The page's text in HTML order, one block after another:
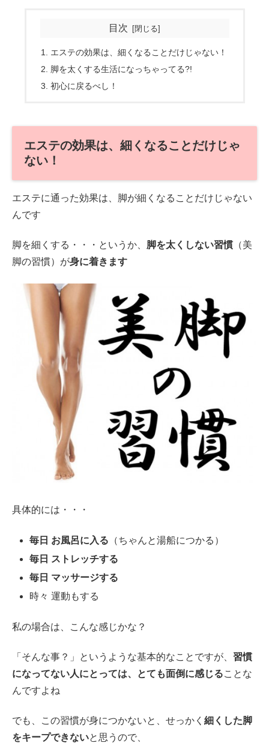
目次
エステの効果は、細くなることだけじゃない！
脚を太くする生活になっちゃってる?!
初心に戻るべし！
エステの効果は、細くなることだけじゃ
ない！
エステに通った効果は、脚が細くなることだけじゃない
んです
脚を細くする・・・というか、 脚を太くしない習慣 （美
脚の習慣）が身に着きます
具体的には・・・
毎日 お風呂に入る （ちゃんと湯船につかる）
毎日 ストレッチする
毎日 マッサージする
時々 運動もする
私の場合は、こんな感じかな？
「そんな事？」というような基本的なことですが、 習慣
になってない人にとっては、とても面倒に感じることな
んですよね
でも、この習慣が身につかないと、せっかく 細くした脚
をキープできないと思うので、